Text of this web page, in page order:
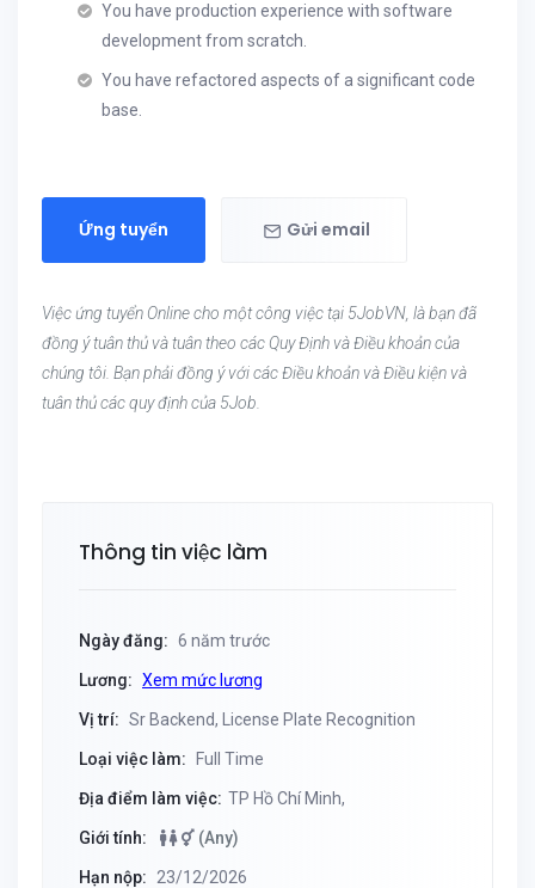
You have production experience with software
development from scratch.
You have refactored aspects of a significant code
base.
Ứng tuyển Gửi email
Việc ứng tuyển Online cho một công việc tại 5JobVN, là bạn đã
đồng ý tuân thủ và tuân theo các Quy Định và Điều khoản của
chúng tôi. Bạn phải đồng ý với các Điều khoản và Điều kiện và
tuân thủ các quy định của 5Job.
Thông tin việc làm
Ngày đăng: 6 năm trước
Lương: Xem mức lương
Vị trí: Sr Backend, License Plate Recognition
Loại việc làm: Full Time
Địa điểm làm việc: TP Hồ Chí Minh,
Giới tính: (Any)
Hạn nộp: 23/12/2026